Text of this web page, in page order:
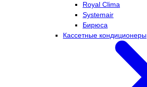
Royal Clima
Systemair
Бирюса
Кассетные кондиционеры